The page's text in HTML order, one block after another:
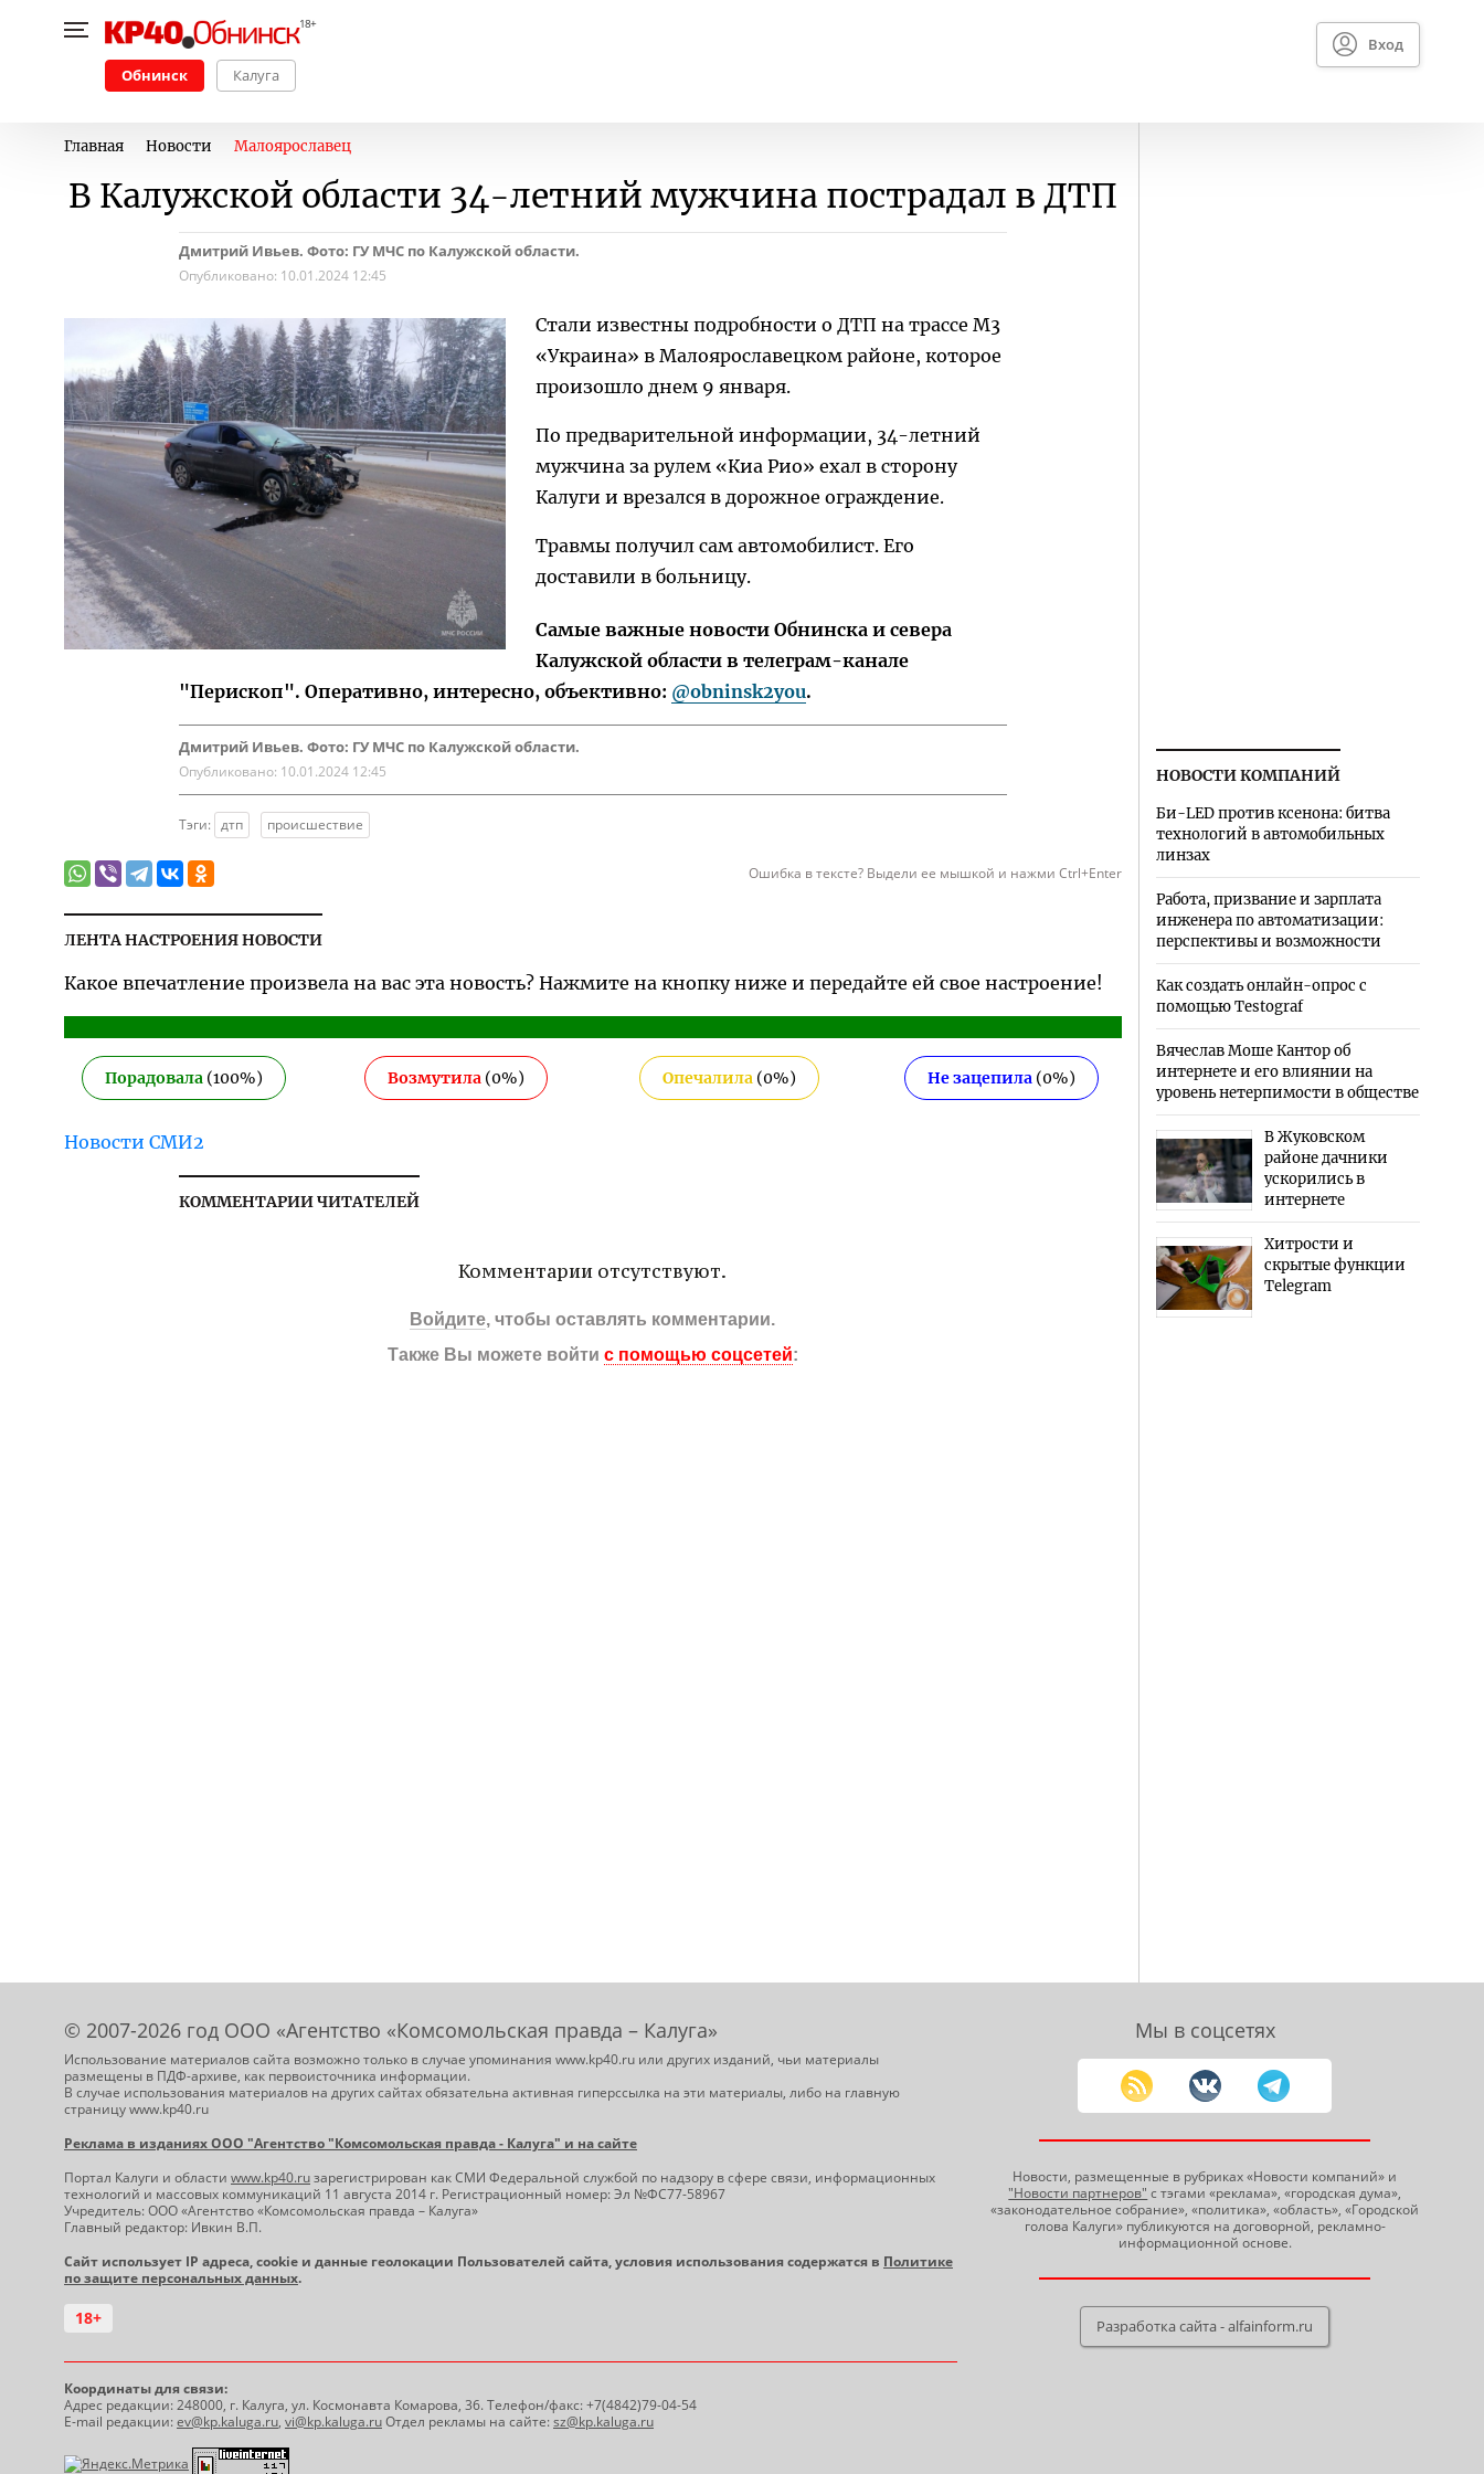
Обнинск Калуга
Вход
Главная Новости Малоярославец
В Калужской области 34-летний мужчина пострадал в ДТП
Дмитрий Ивьев. Фото: ГУ МЧС по Калужской области.
Опубликовано: 10.01.2024 12:45
Стали известны подробности о ДТП на трассе М3
«Украина» в Малоярославецком районе, которое
произошло днем 9 января.
По предварительной информации, 34-летний
мужчина за рулем «Киа Рио» ехал в сторону
Калуги и врезался в дорожное ограждение.
Травмы получил сам автомобилист. Его
доставили в больницу.
Самые важные новости Обнинска и севера
Калужской области в телеграм-канале
"Перископ". Оперативно, интересно, объективно: @obninsk2you.
Дмитрий Ивьев. Фото: ГУ МЧС по Калужской области.
Опубликовано: 10.01.2024 12:45
Тэги: дтп происшествие
Ошибка в тексте? Выдели ее мышкой и нажми Ctrl+Enter
ЛЕНТА НАСТРОЕНИЯ НОВОСТИ
Какое впечатление произвела на вас эта новость? Нажмите на кнопку ниже и передайте ей свое настроение!
Порадовала(100%) Возмутила (0%) Опечалила(0%) Не зацепила (0%)
Новости СМИ2
КОММЕНТАРИИ ЧИТАТЕЛЕЙ
Комментарии отсутствуют.
Войдите, чтобы оставлять комментарии.
Также Вы можете войти с помощью соцсетей:
НОВОСТИ КОМПАНИЙ
Би-LED против ксенона: битва
технологий в автомобильных
линзах
Работа, призвание и зарплата
инженера по автоматизации:
перспективы и возможности
Как создать онлайн-опрос с
помощью Testograf
Вячеслав Моше Кантор об
интернете и его влиянии на
уровень нетерпимости в обществе
В Жуковском
районе дачники
ускорились в
интернете
Хитрости и
скрытые функции
Telegram
© 2007-2026 год ООО «Агентство «Комсомольская правда – Калуга»
Использование материалов сайта возможно только в случае упоминания www.kp40.ru или других изданий, чьи материалы
размещены в ПДФ-архиве, как первоисточника информации.
В случае использования материалов на других сайтах обязательна активная гиперссылка на эти материалы, либо на главную
страницу www.kp40.ru
Реклама в изданиях ООО "Агентство "Комсомольская правда - Калуга" и на сайте
Портал Калуги и области www.kp40.ruзарегистрирован как СМИ Федеральной службой по надзору в сфере связи, информационных
технологий и массовых коммуникаций 11 августа 2014 г. Регистрационный номер: Эл №ФС77-58967
Учредитель: ООО «Агентство «Комсомольская правда – Калуга»
Главный редактор: Ивкин В.П.
Сайт использует IP адреса, cookie и данные геолокации Пользователей сайта, условия использования содержатся в Политике
по защите персональных данных.
18+
Координаты для связи:
Адрес редакции: 248000, г. Калуга, ул. Космонавта Комарова, 36. Телефон/факс: +7(4842)79-04-54
E-mail редакции:ev@kp.kaluga.ru, vi@kp.kaluga.ruОтдел рекламы на сайте:sz@kp.kaluga.ru
Мы в соцсетях
Новости, размещенные в рубриках «Новости компаний» и
"Новости партнеров" с тэгами «реклама», «городская дума»,
«законодательное собрание», «политика», «область», «Городской
голова Калуги» публикуются на договорной, рекламно-
информационной основе.
Разработка сайта - alfainform.ru